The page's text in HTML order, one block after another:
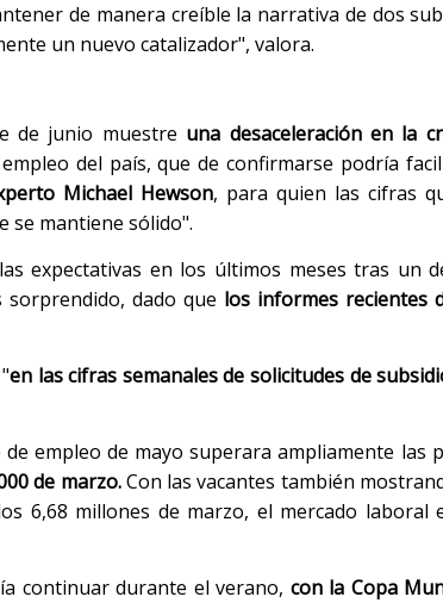
de manera creíble la narrativa de dos
un nuevo catalizador", valora.
de junio muestre una desaceleración en la
del país, que de confirmarse podría
Michael Hewson, para quien las cifras
se mantiene sólido".
expectativas en los últimos meses tras un
dado que los informes recientes
en las cifras semanales de solicitudes de
empleo de mayo superara ampliamente las
de marzo.Con las vacantes también
6,68 millones de marzo, el mercado laboral
continuar durante el verano, con la Copa